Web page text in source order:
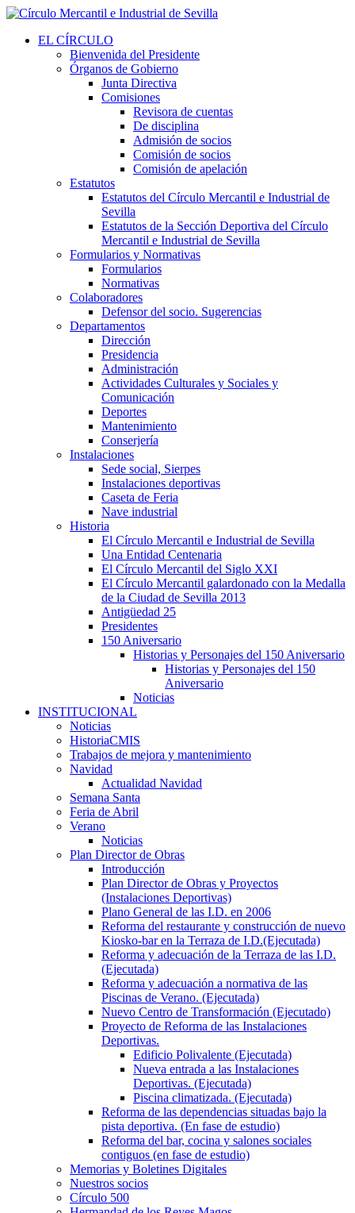
EL CÍRCULO
Bienvenida del Presidente
Órganos de Gobierno
Junta Directiva
Comisiones
Revisora de cuentas
De disciplina
Admisión de socios
Comisión de socios
Comisión de apelación
Estatutos
Estatutos del Círculo Mercantil e Industrial de
Sevilla
Estatutos de la Sección Deportiva del Círculo
Mercantil e Industrial de Sevilla
Formularios y Normativas
Formularios
Normativas
Colaboradores
Defensor del socio. Sugerencias
Departamentos
Dirección
Presidencia
Administración
Actividades Culturales y Sociales y
Comunicación
Deportes
Mantenimiento
Conserjería
Instalaciones
Sede social, Sierpes
Instalaciones deportivas
Caseta de Feria
Nave industrial
Historia
El Círculo Mercantil e Industrial de Sevilla
Una Entidad Centenaria
El Círculo Mercantil del Siglo XXI
El Círculo Mercantil galardonado con la Medalla
de la Ciudad de Sevilla 2013
Antigüedad 25
Presidentes
150 Aniversario
Historias y Personajes del 150 Aniversario
Historias y Personajes del 150
Aniversario
Noticias
INSTITUCIONAL
Noticias
HistoriaCMIS
Trabajos de mejora y mantenimiento
Navidad
Actualidad Navidad
Semana Santa
Feria de Abril
Verano
Noticias
Plan Director de Obras
Introducción
Plan Director de Obras y Proyectos
(Instalaciones Deportivas)
Plano General de las I.D. en 2006
Reforma del restaurante y construcción de nuevo
Kiosko-bar en la Terraza de I.D.(Ejecutada)
Reforma y adecuación de la Terraza de las I.D.
(Ejecutada)
Reforma y adecuación a normativa de las
Piscinas de Verano. (Ejecutada)
Nuevo Centro de Transformación (Ejecutado)
Proyecto de Reforma de las Instalaciones
Deportivas.
Edificio Polivalente (Ejecutada)
Nueva entrada a las Instalaciones
Deportivas. (Ejecutada)
Piscina climatizada. (Ejecutada)
Reforma de las dependencias situadas bajo la
pista deportiva. (En fase de estudio)
Reforma del bar, cocina y salones sociales
contiguos (en fase de estudio)
Memorias y Boletines Digitales
Nuestros socios
Círculo 500